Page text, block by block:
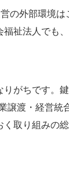
の外部環境は
祉法人でも、
りがちです。
譲渡・経営統
く取り組みの